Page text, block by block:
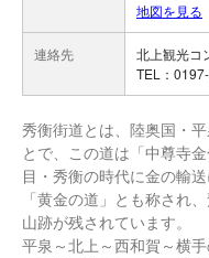
地図を見る
連絡先
北上観光コ
TEL：
秀衡街道とは、陸奥国・
とで、この道は「中尊寺
目・秀衡の時代に金の輸
「黄金の道」とも称され
山跡が残されています。
平泉～北上～西和賀～横